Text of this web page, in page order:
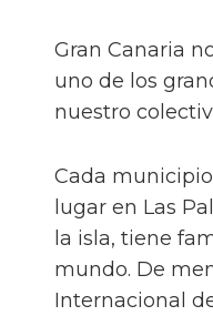
Gran Canaria
uno de los
nuestro
Cada
lugar en Las
la isla, tiene
mundo. De
Internacional